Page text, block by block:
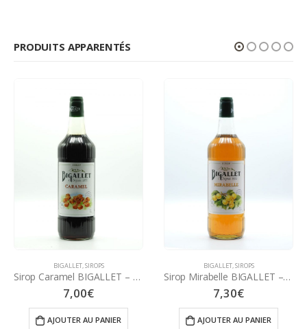
PRODUITS APPARENTÉS
BIGALLET,SIROPS
Sirop Caramel BIGALLET – 100 cl
7,00€
AJOUTER AU PANIER
BIGALLET,SIROPS
Sirop Mirabelle BIGALLET – 100 cl
7,30€
AJOUTER AU PANIER